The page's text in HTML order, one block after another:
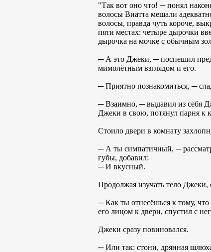
"Так вот оно что! ─ понял
волосы Виатта мешали
волосы, правда чуть короче,
пяти местах: четыре дырочки
дырочка на мочке с обычным
─ А это Джеки, ─ поспешил
мимолётным взглядом и его.
─ Приятно познакомиться, ─
─ Взаимно, ─ выдавил из себя
Джеки в свою, потянул парня к
Стоило двери в комнату
─ А ты симпатичный, ─
губы, добавил:
─ И вкусный.
Продолжая изучать тело Джеки,
─ Как ты отнесёшься к тому,
его лицом к двери, спустил с
Джеки сразу повиновался.
─ Или так: стони, дрянная